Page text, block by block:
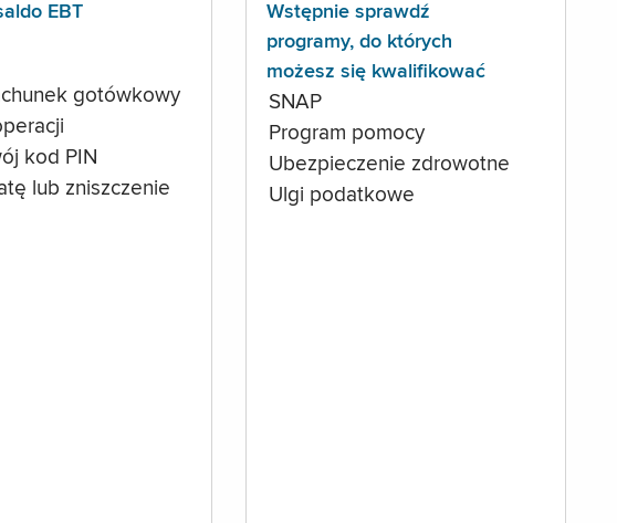
EBT
gotówkowy
kod PIN
lub zniszczenie
Wstępnie sprawdź
programy, do których
możesz się kwalifikować
SNAP
Program pomocy
Ubezpieczenie zdrowotne
Ulgi podatkowe